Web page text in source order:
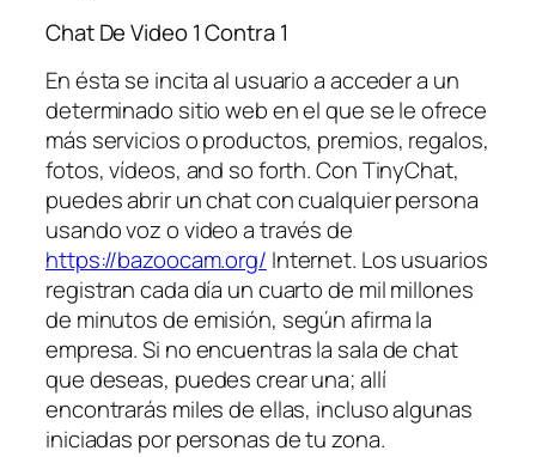
Chat De Video 1 Contra 1
En ésta se incita al usuario a acceder a un
determinado sitio web en el que se le ofrece
más servicios o productos, premios, regalos,
fotos, vídeos, and so forth. Con TinyChat,
puedes abrir un chat con cualquier persona
usando voz o video a través de
https://bazoocam.org/ Internet. Los usuarios
registran cada día un cuarto de mil millones
de minutos de emisión, según afirma la
empresa. Si no encuentras la sala de chat
que deseas, puedes crear una; allí
encontrarás miles de ellas, incluso algunas
iniciadas por personas de tu zona.